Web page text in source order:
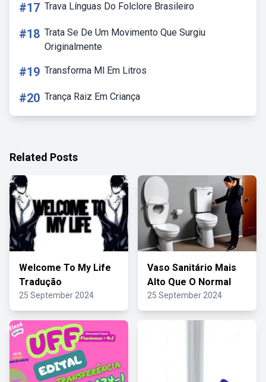
#17 Trava Línguas Do Folclore Brasileiro
#18 Trata Se De Um Movimento Que Surgiu
Originalmente
#19 Transforma Ml Em Litros
#20 Trança Raiz Em Criança
Related Posts
Welcome To My Life
Tradução
25 September 2024
Vaso Sanitário Mais
Alto Que O Normal
25 September 2024